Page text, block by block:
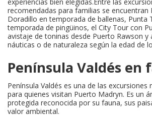
experiencias bien elegidas.Entre las
recomendadas para familias se encuentran
Doradillo en temporada de ballenas, Punta
temporada de pingüinos, el City Tour con
avistaje de toninas desde Puerto Rawson y
náuticas o de naturaleza según la edad de
Península Valdés en
Península Valdés es una de las
para quienes visitan Puerto Madryn. Es un
protegida reconocida por su fauna, sus
valor ambiental.